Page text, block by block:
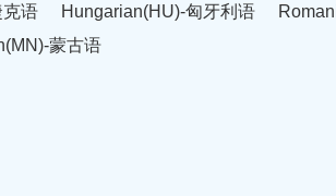
语 Hungarian(HU)-匈牙利语
蒙古语